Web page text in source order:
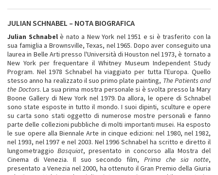
JULIAN SCHNABEL – NOTA BIOGRAFICA
Julian Schnabelè nato a New York nel 1951 e si è trasferito con la
sua famiglia a Brownsville, Texas, nel 1965. Dopo aver conseguito una
laurea in Belle Arti presso l'Università di Houston nel 1973, è tornato a
New York per frequentare il Whitney Museum Independent Study
Program. Nel 1978 Schnabel ha viaggiato per tutta l'Europa. Quello
stesso anno ha realizzato il suo primo plate painting, The Patients and
the Doctors. La sua prima mostra personale si è svolta presso la Mary
Boone Gallery di New York nel 1979. Da allora, le opere di Schnabel
sono state esposte in tutto il mondo. I suoi dipinti, sculture e opere
su carta sono stati oggetto di numerose mostre personali e fanno
parte delle collezioni pubbliche di molti importanti musei. Ha esposto
le sue opere alla Biennale Arte in cinque edizioni: nel 1980, nel 1982,
nel 1993, nel 1997 e nel 2003. Nel 1996 Schnabel ha scritto e diretto il
lungometraggio Basquiat, presentato in concorso alla Mostra del
Cinema di Venezia. Il suo secondo film,Prima che sia notte,
presentato a Venezia nel 2000, ha ottenuto il Gran Premio della Giuria